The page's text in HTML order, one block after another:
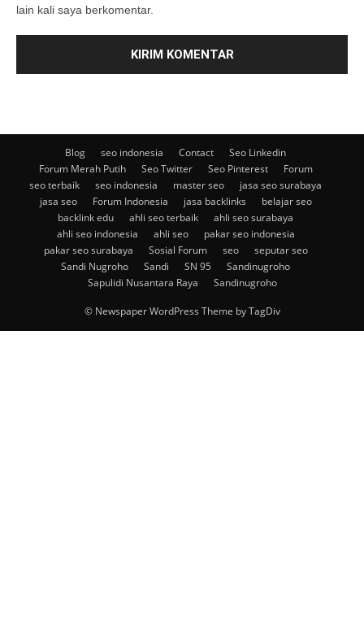
lain kali saya berkomentar.
Blog seo indonesia Contact
Seo Linkedin
Forum Merah Putih
Seo Twitter Seo Pinterest
Forum
seo terbaik
seo indonesia master seo
jasa seo surabaya
jasa seo
Forum Indonesia jasa backlinks
belajar seo
backlink edu
ahli seo terbaik
ahli seo surabaya
ahli seo indonesia
ahli seo
pakar seo indonesia
pakar seo surabaya
Sosial Forum seo
seputar seo
Sandi Nugroho
Sandi SN 95
Sandinugroho
Sapulidi Nusantara Raya
Sandinugroho
© Newspaper WordPress Theme by TagDiv